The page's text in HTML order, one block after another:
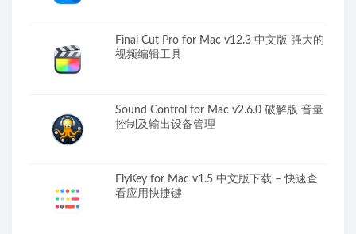
Final Cut Pro for Mac v12.3 中文版 强大的
视频编辑工具
Sound Control for Mac v2.6.0 破解版 音量
控制及输出设备管理
FlyKey for Mac v1.5 中文版下载 – 快速查
看应用快捷键